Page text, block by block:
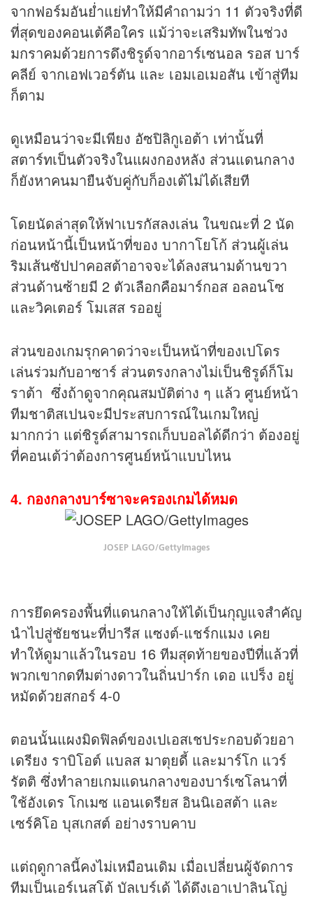
จากฟอร์มอันย่ำแย่ทำให้มีคำถามว่า 11 ตัวจริงที่ดี
ที่สุดของคอนเต้คือใคร แม้ว่าจะเสริมทัพในช่วง
มกราคมด้วยการดึงชิรูด์จากอาร์เซนอล รอส บาร์
คลีย์ จากเอฟเวอร์ตัน และ เอมเอเมอสัน เข้าสู่ทีม
ก็ตาม
ดูเหมือนว่าจะมีเพียง อัซปิลิกูเอต้า เท่านั้นที่
สตาร์ทเป็นตัวจริงในแผงกองหลัง ส่วนแดนกลาง
ก็ยังหาคนมายืนจับคู่กับก็องเต้ไม่ได้เสียที
โดยนัดล่าสุดให้ฟาเบรกัสลงเล่น ในขณะที่ 2 นัด
ก่อนหน้านี้เป็นหน้าที่ของ บากาโยโก้ ส่วนผู้เล่น
ริมเส้นซัปปาคอสต้าอาจจะได้ลงสนามด้านขวา
ส่วนด้านซ้ายมี 2 ตัวเลือกคือมาร์กอส อลอนโซ
และวิคเตอร์ โมเสส รออยู่
ส่วนของเกมรุกคาดว่าจะเป็นหน้าที่ของเปโดร
เล่นร่วมกับอาซาร์ ส่วนตรงกลางไม่เป็นชิรูด์ก็โม
ราต้า ซึ่งถ้าดูจากคุณสมบัติต่าง ๆ แล้ว ศูนย์หน้า
ทีมชาติสเปนจะมีประสบการณ์ในเกมใหญ่
มากกว่า แต่ชิรูด์สามารถเก็บบอลได้ดีกว่า ต้องอยู่
ที่คอนเต้ว่าต้องการศูนย์หน้าแบบไหน
4. กองกลางบาร์ซาจะครองเกมได้หมด
JOSEP LAGO/GettyImages
การยึดครองพื้นที่แดนกลางให้ได้เป็นกุญแจสำคัญ
นำไปสู่ชัยชนะที่ปารีส แซงต์-แชร์กแมง เคย
ทำให้ดูมาแล้วในรอบ 16 ทีมสุดท้ายของปีที่แล้วที่
พวกเขากดทีมต่างดาวในถิ่นปาร์ก เดอ แปร็ง อยู่
หมัดด้วยสกอร์ 4-0
ตอนนั้นแผงมิดฟิลด์ของเปเอสเชประกอบด้วยอา
เดรียง ราบิโอต์ แบลส มาตุยดี้ และมาร์โก แวร์
รัตติ ซึ่งทำลายเกมแดนกลางของบาร์เซโลนาที่
ใช้อังเดร โกเมซ แอนเดรียส อินนิเอสต้า และ
เซร์คิโอ บุสเกสต์ อย่างราบคาบ
แต่ฤดูกาลนี้คงไม่เหมือนเดิม เมื่อเปลี่ยนผู้จัดการ
ทีมเป็นเอร์เนสโต้ บัลเบร์เด้ ได้ดึงเอาเปาลินโญ่